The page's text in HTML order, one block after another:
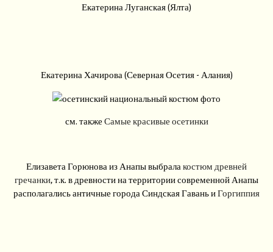
Екатерина Луганская (Ялта)
Екатерина Хачирова (Северная Осетия - Алания)
см. также Самые красивые осетинки
Елизавета Горюнова из Анапы выбрала костюм древней
гречанки, т.к. в древности на территории современной Анапы
располагались античные города Синдская Гавань иГоргиппия